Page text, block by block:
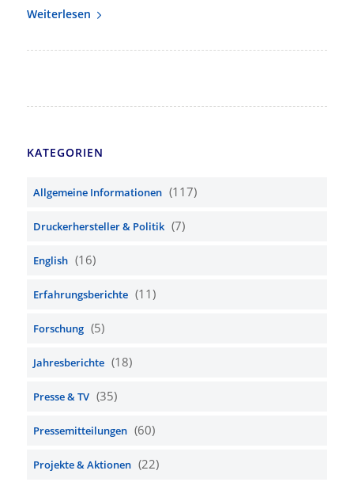
Weiterlesen
KATEGORIEN
Allgemeine Informationen (117)
Druckerhersteller & Politik (7)
English (16)
Erfahrungsberichte (11)
Forschung (5)
Jahresberichte (18)
Presse & TV (35)
Pressemitteilungen (60)
Projekte & Aktionen (22)